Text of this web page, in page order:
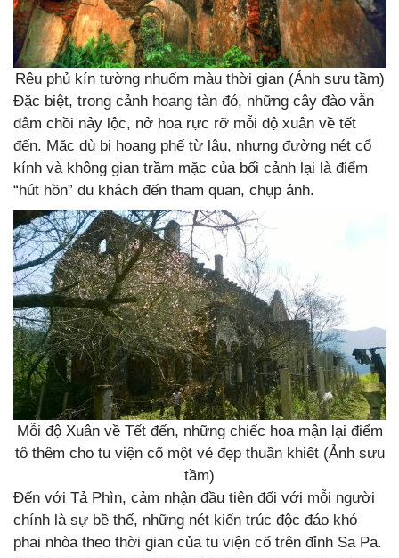
Rêu phủ kín tường nhuốm màu thời gian (Ảnh sưu tầm)
Đặc biệt, trong cảnh hoang tàn đó, những cây đào vẫn
đâm chồi nảy lộc, nở hoa rực rỡ mỗi độ xuân về tết
đến. Mặc dù bị hoang phế từ lâu, nhưng đường nét cổ
kính và không gian trầm mặc của bối cảnh lại là điểm
“hút hồn” du khách đến tham quan, chụp ảnh.
Mỗi độ Xuân về Tết đến, những chiếc hoa mận lại điểm
tô thêm cho tu viện cổ một vẻ đẹp thuần khiết (Ảnh sưu
tầm)
Đến với Tả Phìn, cảm nhận đầu tiên đối với mỗi người
chính là sự bề thế, những nét kiến trúc độc đáo khó
phai nhòa theo thời gian của tu viện cổ trên đỉnh Sa Pa.